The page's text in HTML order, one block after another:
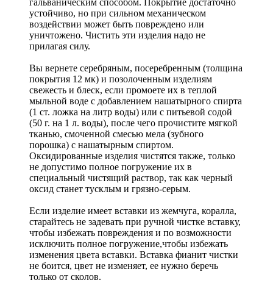
гальваническим способом. Покрытие достаточно
устойчиво, но при сильном механическом
воздействии может быть повреждено или
уничтожено. Чистить эти изделия надо не
прилагая силу.
Вы вернете серебряным, посеребренным (толщина
покрытия 12 мк) и позолоченным изделиям
свежесть и блеск, если промоете их в теплой
мыльной воде с добавлением нашатырного спирта
(1 ст. ложка на литр воды) или с питьевой содой
(50 г. на 1 л. воды), после чего прочистите мягкой
тканью, смоченной смесью мела (зубного
порошка) с нашатырным спиртом.
Оксидированные изделия чистятся также, только
не допустимо полное погружение их в
специальный чистящий раствор, так как черный
оксид станет тусклым и грязно-серым.
Если изделие имеет вставки из жемчуга, коралла,
старайтесь не задевать при ручной чистке вставку,
чтобы избежать повреждения и по возможности
исключить полное погружение,чтобы избежать
изменения цвета вставки. Вставка фианит чистки
не боится, цвет не изменяет, ее нужно беречь
только от сколов.